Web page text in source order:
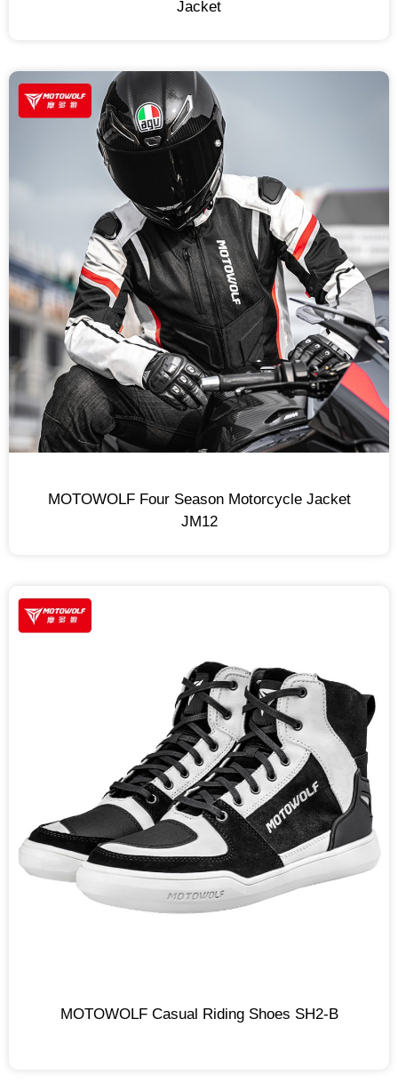
Jacket
MOTOWOLF Four Season Motorcycle Jacket
JM12
MOTOWOLF Casual Riding Shoes SH2-B